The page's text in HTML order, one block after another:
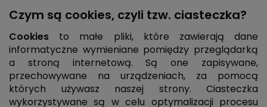
Czym są cookies, czyli tzw. ciasteczka?
Cookies to małe pliki, które zawierają dane
informatyczne wymieniane pomiędzy przeglądarką
a stroną internetową. Są one zapisywane,
przechowywane na urządzeniach, za pomocą
których używasz naszej strony. Ciasteczka
wykorzystywane są w celu optymalizacji procesu